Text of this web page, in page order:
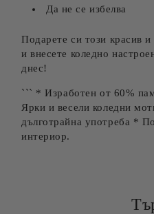
Да не се избелва
Подарете си този красив
и внесете коледно
днес!
``` * Изработен от 60%
Ярки и весели коледни
дълготрайна употреба *
интериор.